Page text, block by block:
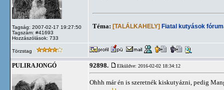
Tagság: 2007-02-17 19:27:50
Tagszám: #41693
Hozzászólások: 733
Téma: [TALÁLKAHELY] Fiatal kutyások
Törzstag
PULIRAJONGÓ 92898. Elküldve: 2016-02-02 18:34:12
Ohhh már én is szeretnék kiskutyázni, pedig